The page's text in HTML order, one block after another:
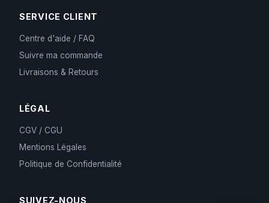
SERVICE CLIENT
Centre d'aide / FAQ
Suivre ma commande
Livraisons & Retours
LÉGAL
CGV / CGU
Mentions Légales
Politique de Confidentialité
SUIVEZ-NOUS